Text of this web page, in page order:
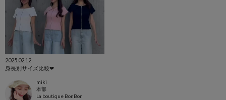
2025.02.12
身長別サイズ比較❤︎
miki
本部
La boutique BonBon